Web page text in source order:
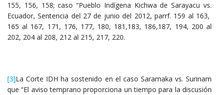
155, 156, 158; caso “Pueblo Indígena Kichwa de Sarayacu vs.
Ecuador, Sentencia del 27 de junio del 2012, parrf. 159 al 163,
165 al 167, 171, 176, 177, 180, 181,183, 186,187, 194, 200 al
202, 204 al 208, 212 al 215, 217, 220.
[3]La Corte IDH ha sostenido en el caso Saramaka vs. Surinam
que “El aviso temprano proporciona un tiempo para la discusión